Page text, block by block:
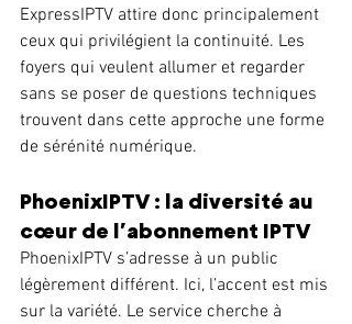
ExpressIPTV attire donc principalement
ceux qui privilégient la continuité. Les
foyers qui veulent allumer et regarder
sans se poser de questions techniques
trouvent dans cette approche une forme
de sérénité numérique.
PhoenixIPTV : la diversité au
cœur de l’abonnement IPTV
PhoenixIPTV s’adresse à un public
légèrement différent. Ici, l’accent est mis
sur la variété. Le service cherche à